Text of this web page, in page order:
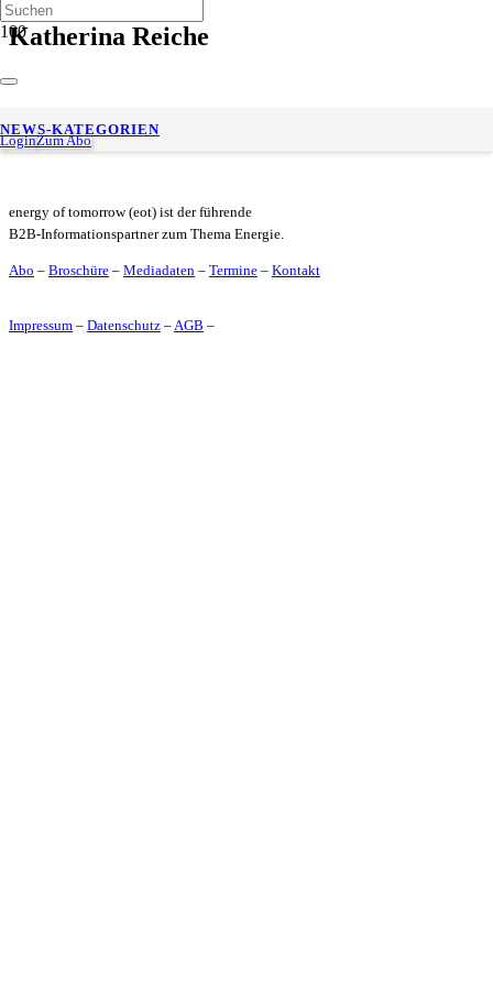
LoginZum Abo
NEWS-KATEGORIEN
Katherina Reiche
Unternehmer-Roundtable: Bundesministerin Reiche im
Austausch mit 52 Unternehmen
energy of tomorrow (eot) ist der führende
B2B-Informationspartner zum Thema Energie.
Abo – Broschüre – Mediadaten – Termine – Kontakt
Impressum – Datenschutz –AGB –